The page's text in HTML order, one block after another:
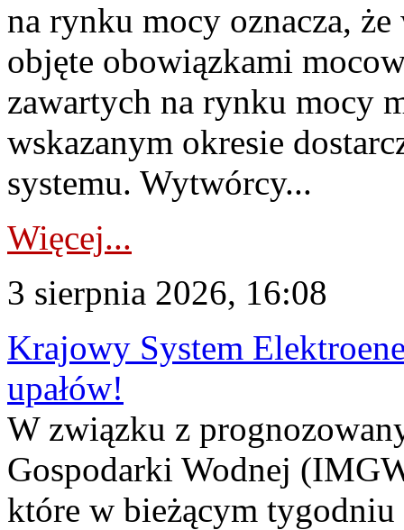
na rynku mocy oznacza,
objęte obowiązkami
zawartych na rynku mocy
wskazanym okresie
systemu. Wytwórcy...
Więcej...
3 sierpnia 2026, 16:08
Krajowy System
upałów!
W związku z
Gospodarki Wodnej
które w bieżącym tygodniu